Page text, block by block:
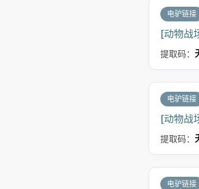
电驴链接
[动物战
提取码：
电驴链接
[动物战
提取码：
电驴链接